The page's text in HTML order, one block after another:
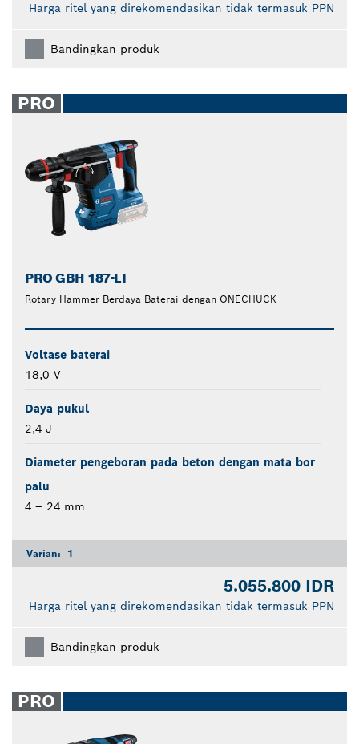
Harga ritel yang direkomendasikan tidak termasuk PPN
Bandingkan produk
PRO
PRO GBH 187-LI
Rotary Hammer Berdaya Baterai dengan ONECHUCK
Voltase baterai
18,0 V
Daya pukul
2,4 J
Diameter pengeboran pada beton dengan mata bor
palu
4 – 24 mm
Varian: 1
5.055.800 IDR
Harga ritel yang direkomendasikan tidak termasuk PPN
Bandingkan produk
PRO